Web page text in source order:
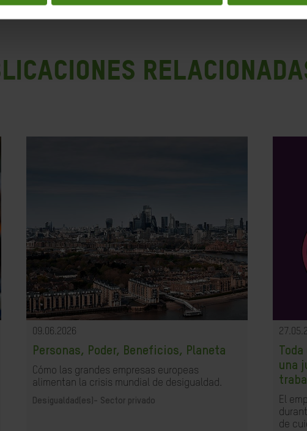
09.06.2026
Personas, Poder, Beneficios, Planeta
Cómo las grandes empresas europeas
alimentan la crisis mundial de desigualdad.
Desigualdad(es)- Sector privado
una
El
de